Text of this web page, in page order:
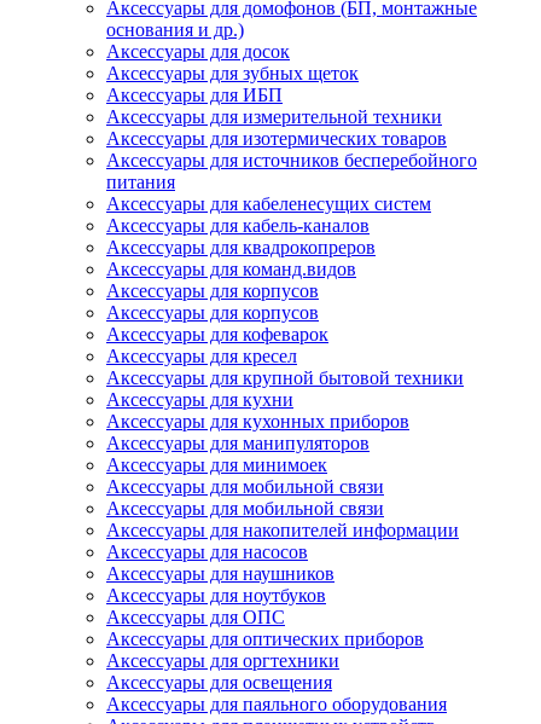
Аксессуары для домофонов (БП, монтажные
основания и др.)
Аксессуары для досок
Аксессуары для зубных щеток
Аксессуары для ИБП
Аксессуары для измерительной техники
Аксессуары для изотермических товаров
Аксессуары для источников бесперебойного
питания
Аксессуары для кабеленесущих систем
Аксессуары для кабель-каналов
Аксессуары для квадрокопреров
Аксессуары для команд.видов
Аксессуары для корпусов
Аксессуары для корпусов
Аксессуары для кофеварок
Аксессуары для кресел
Аксессуары для крупной бытовой техники
Аксессуары для кухни
Аксессуары для кухонных приборов
Аксессуары для манипуляторов
Аксессуары для минимоек
Аксессуары для мобильной связи
Аксессуары для мобильной связи
Аксессуары для накопителей информации
Аксессуары для насосов
Аксессуары для наушников
Аксессуары для ноутбуков
Аксессуары для ОПС
Аксессуары для оптических приборов
Аксессуары для оргтехники
Аксессуары для освещения
Аксессуары для паяльного оборудования